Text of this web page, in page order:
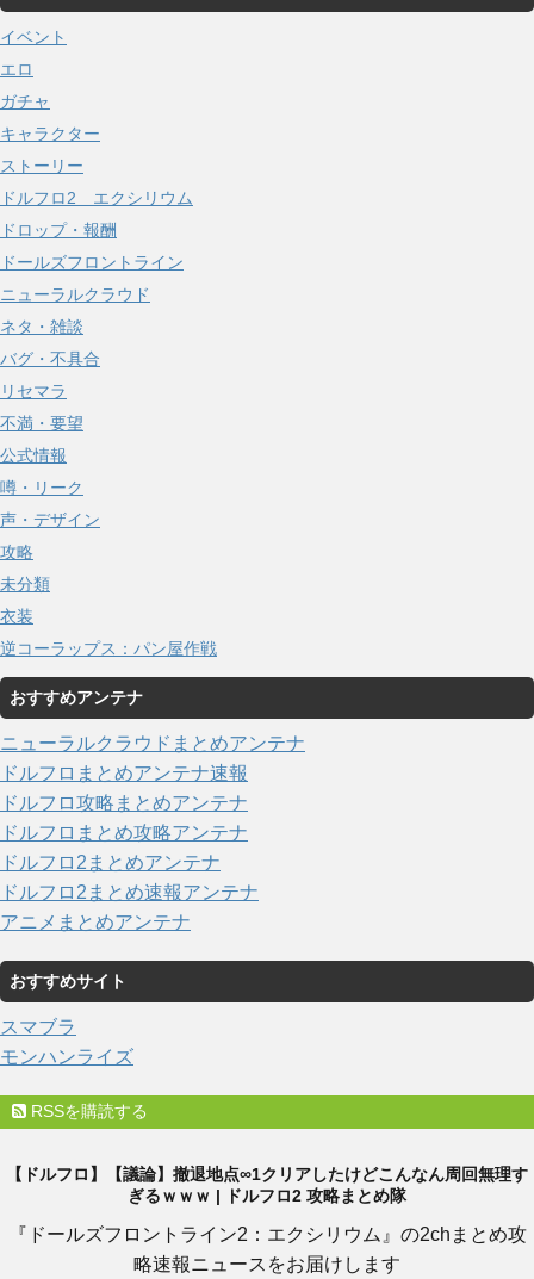
イ
ブ
イベント
エロ
ガチャ
キャラクター
ストーリー
ドルフロ2 エクシリウム
ドロップ・報酬
ドールズフロントライン
ニューラルクラウド
ネタ・雑談
バグ・不具合
リセマラ
不満・要望
公式情報
噂・リーク
声・デザイン
攻略
未分類
衣装
逆コーラップス：パン屋作戦
おすすめアンテナ
ニューラルクラウドまとめアンテナ
ドルフロまとめアンテナ速報
ドルフロ攻略まとめアンテナ
ドルフロまとめ攻略アンテナ
ドルフロ2まとめアンテナ
ドルフロ2まとめ速報アンテナ
アニメまとめアンテナ
おすすめサイト
スマブラ
モンハンライズ
RSSを購読する
【ドルフロ】【議論】撤退地点∞1クリアしたけどこんなん周回無理す
ぎるｗｗｗ | ドルフロ2 攻略まとめ隊
『ドールズフロントライン2：エクシリウム』の2chまとめ攻
略速報ニュースをお届けします